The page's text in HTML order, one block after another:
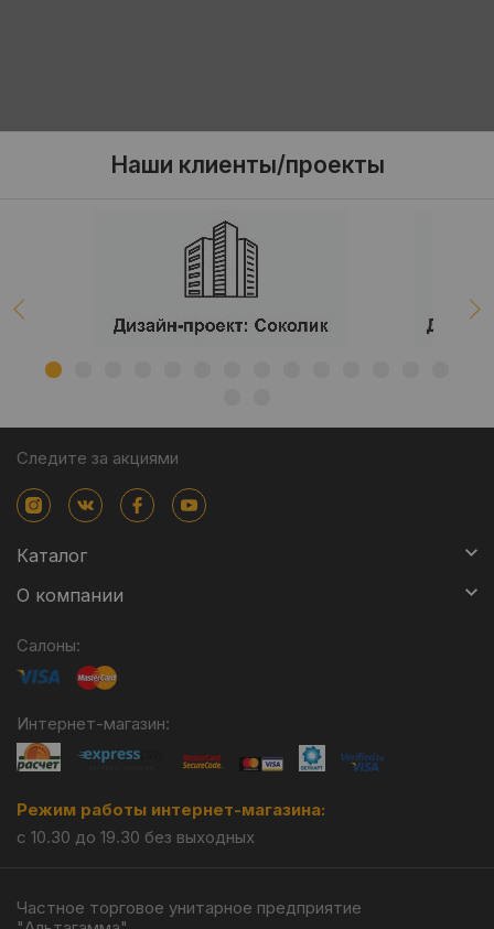
Наши клиенты/проекты
Следите за акциями
Каталог
О компании
Салоны:
Интернет-магазин:
Режим работы интернет-магазина:
с 10.30 до 19.30 без выходных
Частное торговое унитарное предприятие